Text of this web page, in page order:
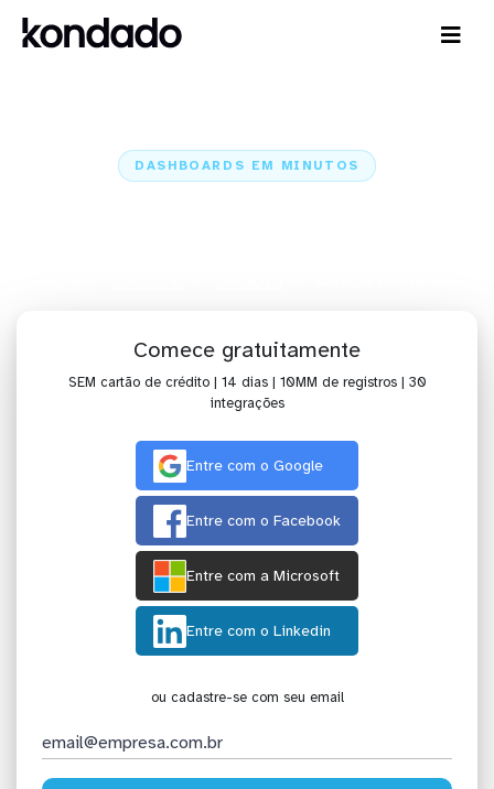
DASHBOARDS EM MINUTOS
Comece gratuitamente
SEM cartão de crédito | 14 dias | 10MM de registros | 30
integrações
Entre com o Google
Entre com o Facebook
Entre com a Microsoft
Entre com o Linkedin
ou cadastre-se com seu email